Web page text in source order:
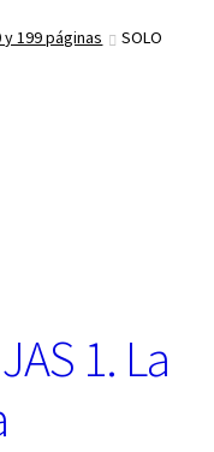
y 199 páginas
SOLO
1. La